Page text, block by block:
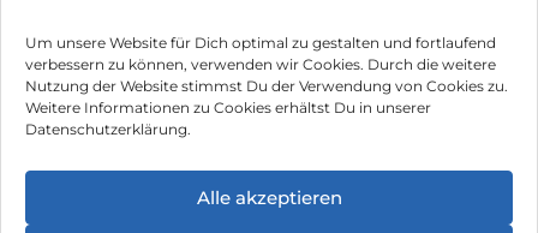
Um unsere Website für Dich optimal zu gestalten und fortlaufend
verbessern zu können, verwenden wir Cookies. Durch die weitere
Nutzung der Website stimmst Du der Verwendung von Cookies zu.
Weitere Informationen zu Cookies erhältst Du in unserer
Datenschutzerklärung.
Alle akzeptieren
Impressum